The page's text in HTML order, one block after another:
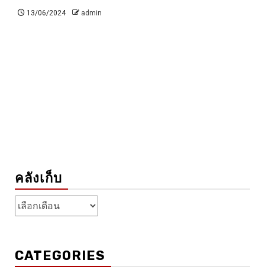
13/06/2024 admin
คลังเก็บ
คลัง
เก็บ
CATEGORIES